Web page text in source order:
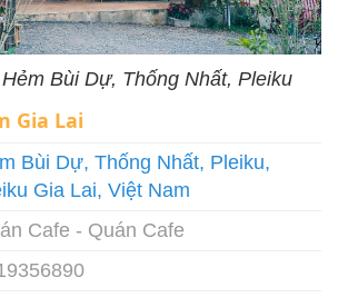
Bùi Dự, Thống Nhất, Pleiku
Gia Lai
Bùi Dự, Thống Nhất, Pleiku,
Gia Lai, Việt Nam
Cafe - Quán Cafe